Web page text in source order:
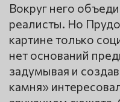
Вокруг него
реалисты. Но
картине только
нет оснований
задумывая и
камня»